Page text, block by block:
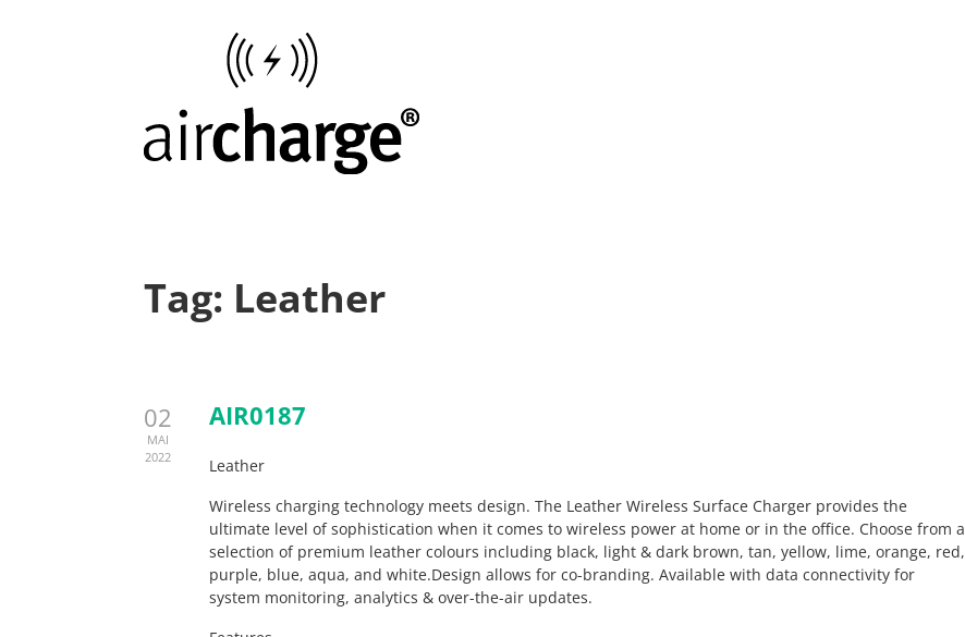
Tag: Leather
02
MAI
2022
AIR0187
Leather
Wireless charging technology meets design. The Leather Wireless Surface Charger provides the
ultimate level of sophistication when it comes to wireless power at home or in the office. Choose from a
selection of premium leather colours including black, light & dark brown, tan, yellow, lime, orange, red,
purple, blue, aqua, and white.Design allows for co-branding. Available with data connectivity for
system monitoring, analytics & over-the-air updates.